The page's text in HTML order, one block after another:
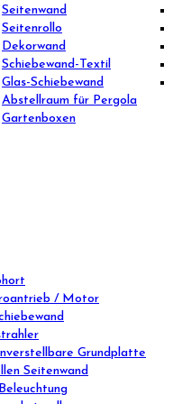
Seitenwand
Seitenrollo
Dekorwand
Schiebewand-Textil
Glas-Schiebewand
Abstellraum für Pergola
Gartenboxen
/ Motor
Grundplatte
Seitenwand